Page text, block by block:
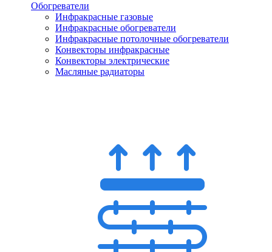
Обогреватели
Инфракрасные газовые
Инфракрасные обогреватели
Инфракрасные потолочные обогреватели
Конвекторы инфракрасные
Конвекторы электрические
Масляные радиаторы